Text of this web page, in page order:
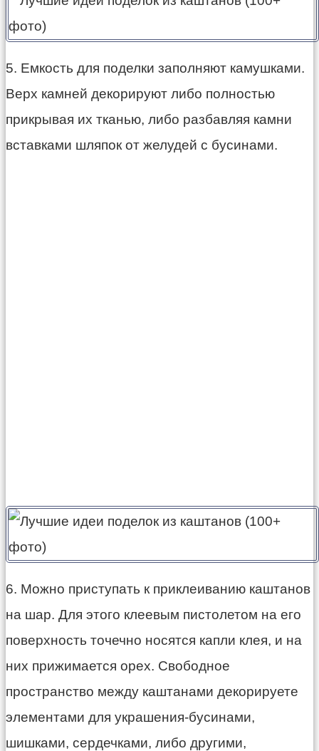
5. Емкость для поделки заполняют камушками.
Верх камней декорируют либо полностью
прикрывая их тканью, либо разбавляя камни
вставками шляпок от желудей с бусинами.
6. Можно приступать к приклеиванию каштанов
на шар. Для этого клеевым пистолетом на его
поверхность точечно носятся капли клея, и на
них прижимается орех. Свободное
пространство между каштанами декорируете
элементами для украшения-бусинами,
шишками, сердечками, либо другими,